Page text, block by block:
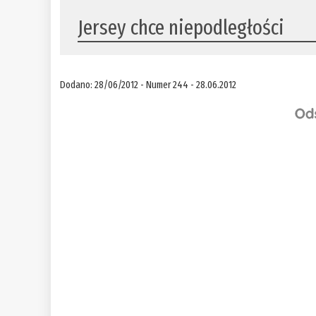
Jersey chce niepodległości
Dodano: 28/06/2012 - Numer 244 - 28.06.2012